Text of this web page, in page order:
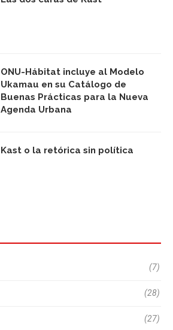
ONU-Hábitat incluye al Modelo
Ukamau en su Catálogo de
Buenas Prácticas para la Nueva
Agenda Urbana
Kast o la retórica sin política
(7)
(28)
(27)